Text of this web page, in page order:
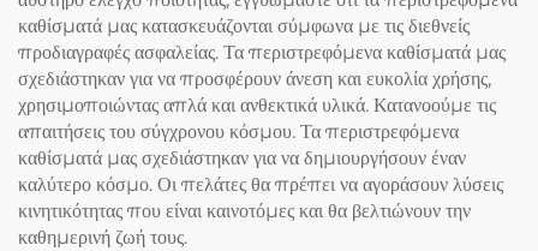
καθίσματά μας κατασκευάζονται σύμφωνα με τις διεθνείς
προδιαγραφές ασφαλείας. Τα περιστρεφόμενα καθίσματά μας
σχεδιάστηκαν για να προσφέρουν άνεση και ευκολία χρήσης,
χρησιμοποιώντας απλά και ανθεκτικά υλικά. Κατανοούμε τις
απαιτήσεις του σύγχρονου κόσμου. Τα περιστρεφόμενα
καθίσματά μας σχεδιάστηκαν για να δημιουργήσουν έναν
καλύτερο κόσμο. Οι πελάτες θα πρέπει να αγοράσουν λύσεις
κινητικότητας που είναι καινοτόμες και θα βελτιώνουν την
καθημερινή ζωή τους.